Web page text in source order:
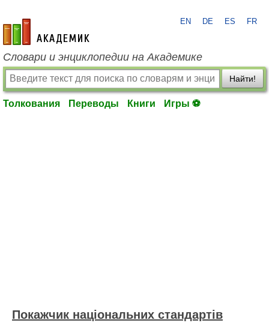
academic.ru
EN DE ES FR
Словари и энциклопедии на Академике
Найти!
Толкования Переводы Книги Игры ⚽
Покажчик національних стандартів